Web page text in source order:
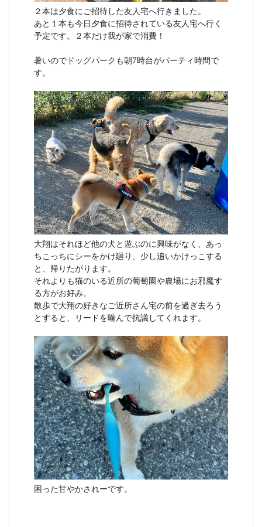
２本は夕食にご招待した友人宅へ行きました。
あと１本も今日夕食に招待されている友人宅へ行く
予定です。２本だけ我が家で消費！
暑いのでドッグパークも朝7時台がパーティ時間で
す。
大翔はそれほど他の犬と遊ぶのに興味がなく、あっ
ちこっちにシーをかけ廻り、少し追いかけっこする
と、帰りたがります。
それよりも猫のいる近所の葡萄園や農場にお邪魔す
る方がお好み。
散歩で大翔の好きなご近所さん宅の前を過ぎ去ろう
とすると、リードを噛んで抗議してくれます。
困った甘やかされーです。